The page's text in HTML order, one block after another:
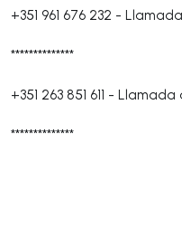
+351 961 676 232 -
**************
+351 263 851 611 - Llamada
**************